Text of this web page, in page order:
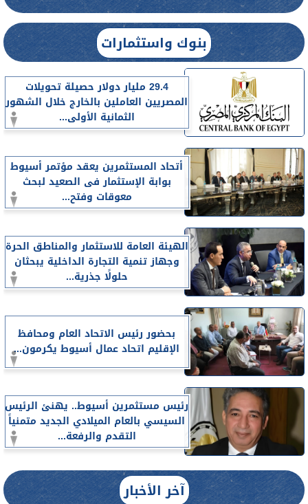
بنوك واستثمارات
29.4 مليار دولار حصيلة تحويلات
المصريين العاملين بالخارج خلال الشهور
الثمانية الأولى...
أتحاد المستثمرين يعقد مؤتمر أسيوط
بوابة الإستثمار فى الصعيد لبحث
معوقات وفتح...
الهيئة العامة للاستثمار والمناطق الحرة
وجهاز تنمية التجارة الداخلية يبحثان
حلولًا جذرية...
بحضور رئيس الاتحاد العام ومحافظ
الإقليم اتحاد عمال أسيوط يكرمون...
رئيس مستثمرين أسيوط.. يهنئ الرئيس
السيسي بالعام الميلادي الجديد متمنياً
التقدم والرفعة...
آخر الأخبار